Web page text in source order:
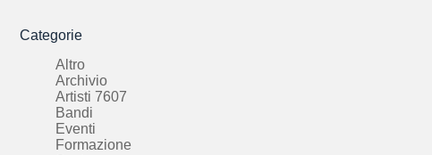
Categorie
Altro
Archivio
Artisti 7607
Bandi
Eventi
Formazione